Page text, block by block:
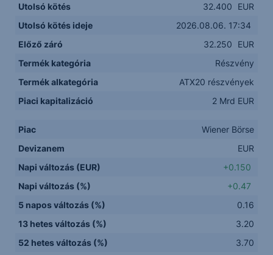
Utolsó kötés
32.400
EUR
Utolsó kötés ideje
2026.08.06. 17:34
Előző záró
32.250
EUR
Termék kategória
Részvény
Termék alkategória
ATX20 részvények
Piaci kapitalizáció
2 Mrd EUR
Piac
Wiener Börse
Devizanem
EUR
Napi változás (EUR)
+0.150
Napi változás (%)
+0.47
5 napos változás (%)
0.16
13 hetes változás (%)
3.20
52 hetes változás (%)
3.70